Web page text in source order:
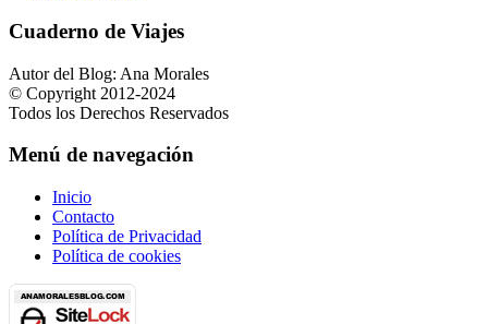
Cuaderno de Viajes
Autor del Blog: Ana Morales
© Copyright 2012-2024
Todos los Derechos Reservados
Menú de navegación
Inicio
Contacto
Política de Privacidad
Política de cookies